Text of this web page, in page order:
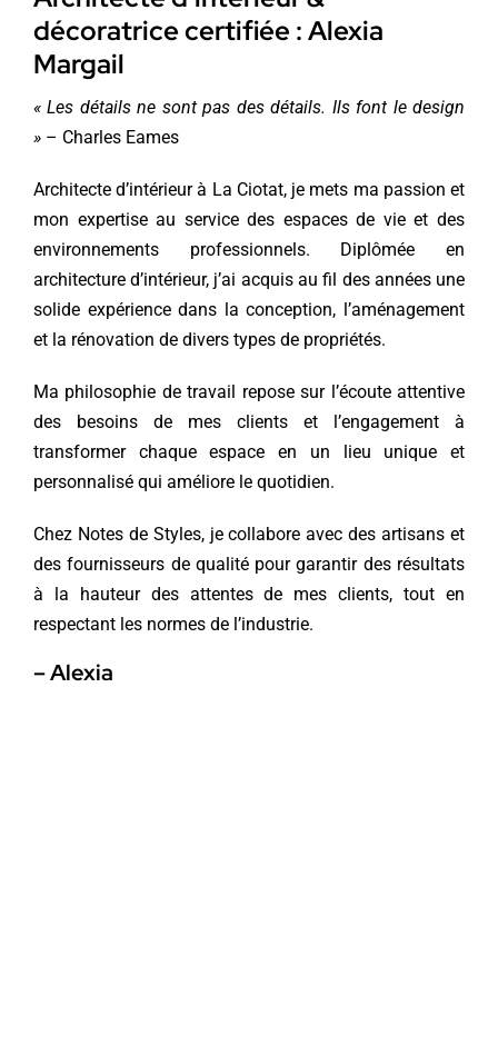
décoratrice certifiée : Alexia
Margail
« Les détails ne sont pas des détails. Ils font le design
»– Charles Eames
Architecte d’intérieur à La Ciotat, je mets ma passion et
mon expertise au service des espaces de vie et des
environnements professionnels. Diplômée en
architecture d’intérieur, j’ai acquis au fil des années une
solide expérience dans la conception, l’aménagement
et la rénovation de divers types de propriétés.
Ma philosophie de travail repose sur l’écoute attentive
des besoins de mes clients et l’engagement à
transformer chaque espace en un lieu unique et
personnalisé qui améliore le quotidien.
Chez Notes de Styles, je collabore avec des artisans et
des fournisseurs de qualité pour garantir des résultats
à la hauteur des attentes de mes clients, tout en
respectant les normes de l’industrie.
– Alexia